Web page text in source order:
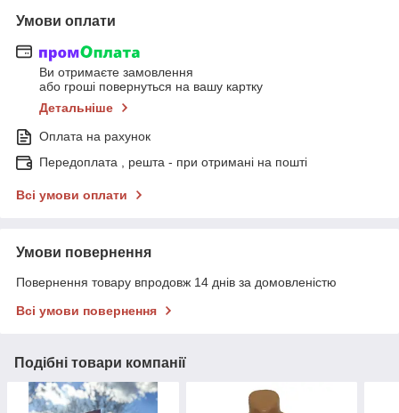
Умови оплати
Ви отримаєте замовлення
або гроші повернуться на вашу картку
Детальніше
Оплата на рахунок
Передоплата , решта - при отримані на пошті
Всі умови оплати
Умови повернення
Повернення товару впродовж 14 днів за домовленістю
Всі умови повернення
Подібні товари компанії